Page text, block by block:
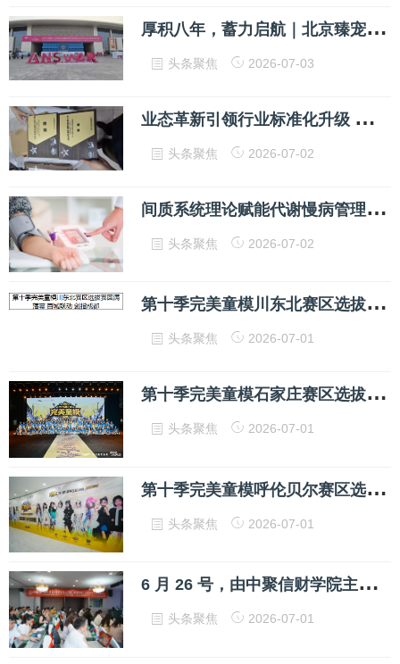
厚
积八年，蓄力启航｜北京臻宠生物发展全纪实：从人医再生医学深耕到宠物临床落地
头条聚焦 2026-07-03
业
态革新引领行业标准化升级 威茄咖提速全国连锁布局 赋能高端休闲产业高质量发展
头条聚焦 2026-07-02
间
质系统理论赋能代谢慢病管理，为疾病诊疗探索全新方向——德国科研团队长期攻关形成研究成果，十万例临床数据为慢性病规范化管理提供科学参考
头条聚焦 2026-07-02
第
十季完美童模川东北赛区选拔赛圆满落幕 百城联动 剑指成都
头条聚焦 2026-07-01
第
十季完美童模石家庄赛区选拔赛圆满落幕 百城联动 剑指成都
头条聚焦 2026-07-01
第
十季完美童模呼伦贝尔赛区选拔赛圆满落幕 百城联动 剑指成都
头条聚焦 2026-07-01
6
月 26 号，由中聚信财学院主办的【AI 财务官实战营】线下课，在贵阳顺利收尾了
头条聚焦 2026-07-01